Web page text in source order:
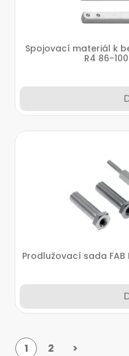
Spojovací materiál k
R4 86-
Prodlužovací sada
1 2 >